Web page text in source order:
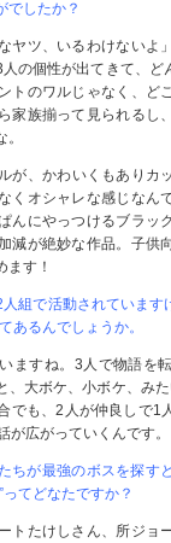
したか？
ヤツ、いるわけないよ
の個性が出てきて、ど
トのワルじゃなく、ど
家族揃って見られるし
が、かわいくもあり
くオシャレな感じなん
んにやっつけるブラッ
減が絶妙な作品。子供
ます！
組で活動されています
あるんでしょうか。
ますね。3人で物語を
、大ボケ、小ボケ、み
でも、2人が仲良しで
が広がっていくんです。
が最強のボスを探す
ってどなたですか？
トたけしさん、所ジョ